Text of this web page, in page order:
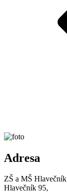
Adresa
ZŠ a MŠ Hlavečník
Hlavečník 95,